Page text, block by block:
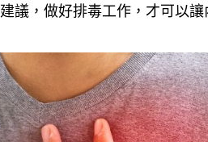
建議 ，做好排毒工作，才可以